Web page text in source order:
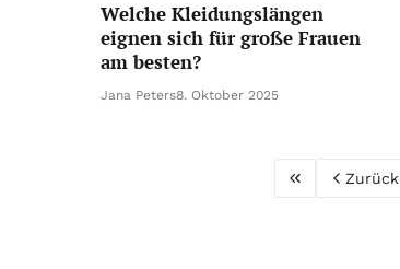
Welche Kleidungslängen
eignen sich für große Frauen
am besten?
Jana Peters8. Oktober 2025
Zurück